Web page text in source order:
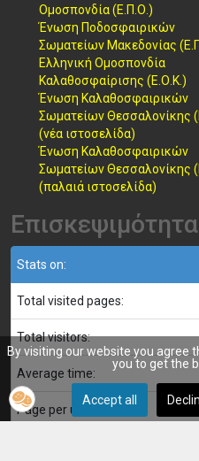
Ομοσπονδία (Ε.Π.Ο.)
Ένωση Ποδοσφαιρικών
Σωματείων Μακεδονίας
Ελληνική Ομοσπονδία
Καλαθοσφαίρισης (Ε.Ο.Κ.)
Ένωση Καλαθοσφαιρικών
Σωματείων Θεσσαλονίκης
(νέα ιστοσελίδα)
Ένωση Καλαθοσφαιρικών
Σωματείων Θεσσαλονίκης
(παλαιά ιστοσελίδα)
Stats on:
Total visited pages:
Total visitors:
Average time:
Page per user:
By visiting our website you agree
you to get the
Accept all